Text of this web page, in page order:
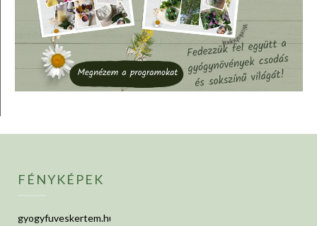
FÉNYKÉPEK
gyogyfuveskertem.hu